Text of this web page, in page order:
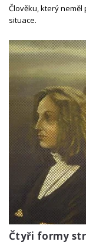
Člověku, který
situace.
Čtyři formy